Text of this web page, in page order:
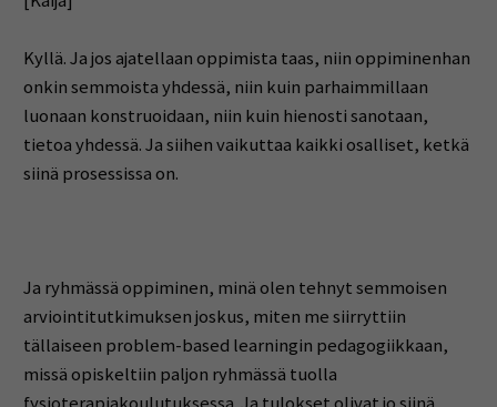
Kyllä. Ja jos ajatellaan oppimista taas, niin oppiminenhan
onkin semmoista yhdessä, niin kuin parhaimmillaan
luonaan konstruoidaan, niin kuin hienosti sanotaan,
tietoa yhdessä. Ja siihen vaikuttaa kaikki osalliset, ketkä
siinä prosessissa on.
Ja ryhmässä oppiminen, minä olen tehnyt semmoisen
arviointitutkimuksen joskus, miten me siirryttiin
tällaiseen problem-based learningin pedagogiikkaan,
missä opiskeltiin paljon ryhmässä tuolla